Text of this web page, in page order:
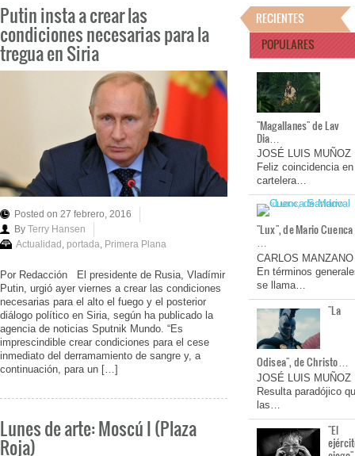
Putin insta a crear las
condiciones necesarias para la
tregua en Siria
Posted on 27 febrero, 2016
By Terry Hansen
Actualidad, portada, Primera Plana
Por Redacción El presidente de Rusia, Vladímir
Putin, urgió ayer viernes a crear las condiciones
necesarias para el alto el fuego y el posterior
diálogo político en Siria, según ha publicado la
agencia de noticias Sputnik Mundo. “Es
imprescindible crear condiciones para el cese
inmediato del derramamiento de sangre y, a
continuación, para un […]
Lunes de arte: Moscú I (Plaza
Roja)
RECIENTES
POPULARES
"Magallanes" de Lav
Dia…
JOSÉ LUIS MUÑOZ
Feliz coincidencia en
cartelera…
"Lux", de Mario Cuenca
…
CARLOS MANZANO
En términos
se llama…
"La
Odisea", de Christo…
JOSÉ LUIS MUÑOZ
Resulta paradójico
las…
"El